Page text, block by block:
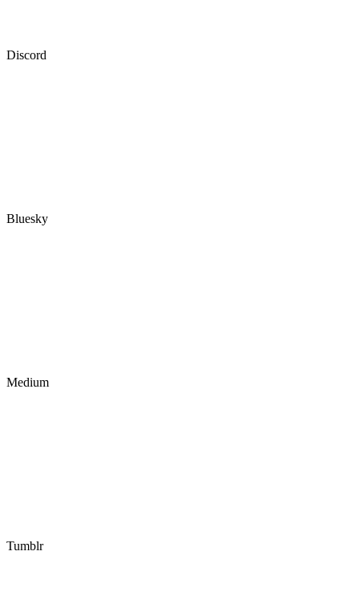
Discord
Bluesky
Medium
Tumblr